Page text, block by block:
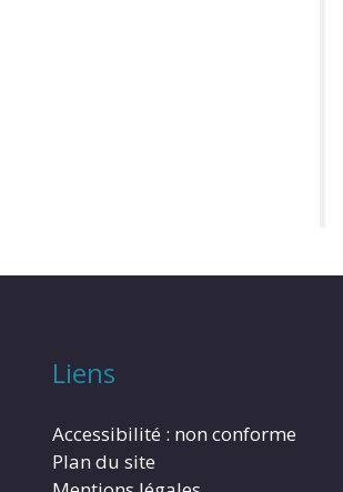
Liens
Accessibilité : non conforme
Plan du site